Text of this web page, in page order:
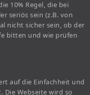
10% Regel, die bei
seriös sein (z.B. von
nicht sicher sein, ob der
bitten und wie prüfen
auf die Einfachheit und
Die Webseite wird so